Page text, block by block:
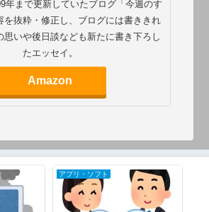
年まで更新していたブログ「今週のす
を抜粋・修正し、ブログには書ききれ
思いや後日談なども新たに書き下ろし
たエッセイ。
Amazon
アプリ・ソフト